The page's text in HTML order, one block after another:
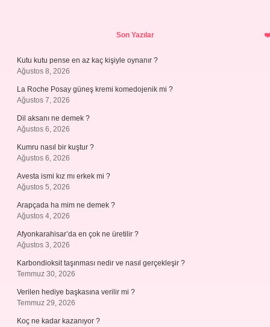
Son Yazılar
Kutu kutu pense en az kaç kişiyle oynanır ?
Ağustos 8, 2026
La Roche Posay güneş kremi komedojenik mi ?
Ağustos 7, 2026
Dil aksanı ne demek ?
Ağustos 6, 2026
Kumru nasıl bir kuştur ?
Ağustos 6, 2026
Avesta ismi kız mı erkek mi ?
Ağustos 5, 2026
Arapçada ha mim ne demek ?
Ağustos 4, 2026
Afyonkarahisar’da en çok ne üretilir ?
Ağustos 3, 2026
Karbondioksit taşınması nedir ve nasıl gerçekleşir ?
Temmuz 30, 2026
Verilen hediye başkasına verilir mi ?
Temmuz 29, 2026
Koç ne kadar kazanıyor ?